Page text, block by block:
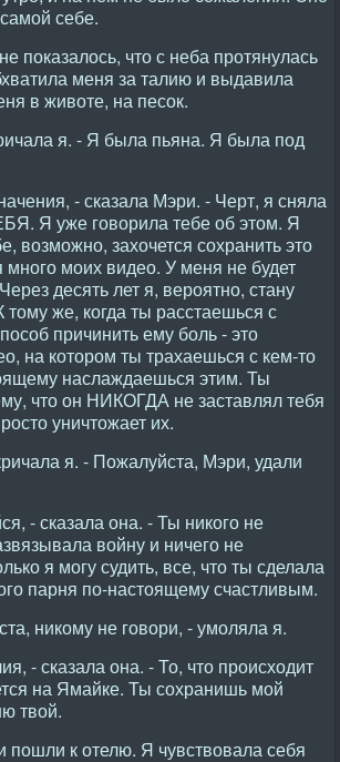
себе.
показалось, что с неба протянулась
меня за талию и выдавила
в животе, на песок.
я. - Я была пьяна. Я была под
- сказала Мэри. - Черт, я сняла
Я уже говорила тебе об этом. Я
возможно, захочется сохранить это
моих видео. У меня не будет
десять лет я, вероятно, стану
тому же, когда ты расстаешься с
причинить ему боль - это
на котором ты трахаешься с кем-то
наслаждаешься этим. Ты
что он НИКОГДА не заставлял тебя
уничтожает их.
я. - Пожалуйста, Мэри, удали
- сказала она. - Ты никого не
войну и ничего не
я могу судить, все, что ты сделала
парня по-настоящему счастливым.
никому не говори, - умоляла я.
- сказала она. - То, что происходит
на Ямайке. Ты сохранишь мой
твой.
пошли к отелю. Я чувствовала себя